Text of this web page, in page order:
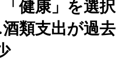
「健康」を選択
類支出が過去